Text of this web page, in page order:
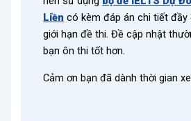
Liền có kèm đáp án chi tiết
giới hạn đề thi. Đề cập nhật
bạn ôn thi tốt hơn.
Cảm ơn bạn đã dành thời gian